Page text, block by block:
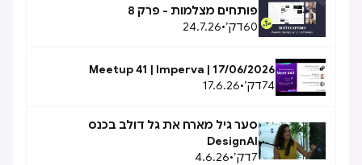
פותחים מצלמות - פרק 8
60דק׳•
24.7.26
Meetup 41 | Imperva | 17/06/2026
74דק׳•
17.6.26
סער גיל מארח את גל דולב בכנס
DesignAI
7דק׳•
4.6.26